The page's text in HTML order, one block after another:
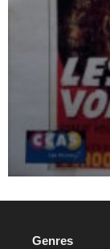
Genres